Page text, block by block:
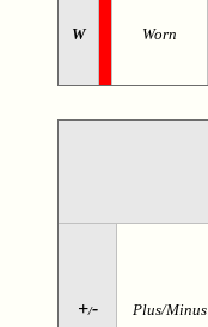
W Worn
+/- Plus/Minus